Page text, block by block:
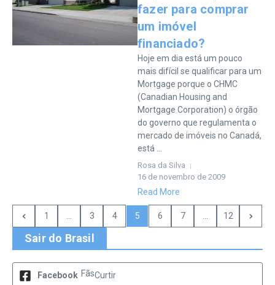
fazer para comprar
um imóvel
financiado?
Hoje em dia está um pouco
mais difícil se qualificar para um
Mortgage porque o CHMC
(Canadian Housing and
Mortgage Corporation) o órgão
do governo que regulamenta o
mercado de imóveis no Canadá,
está ...
Rosa da Silva
16 de novembro de 2009
Read More
1 3 4 5 6 7 12
Sair do Brasil
Facebook FãsCurtir